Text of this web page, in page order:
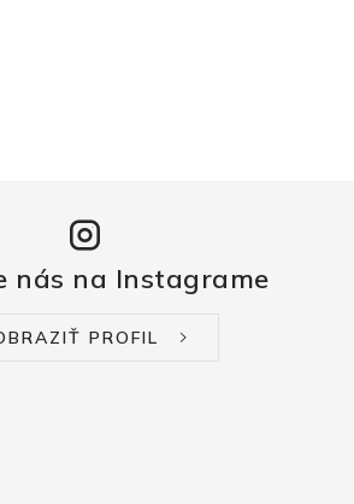
nás na Instagrame
PROFIL